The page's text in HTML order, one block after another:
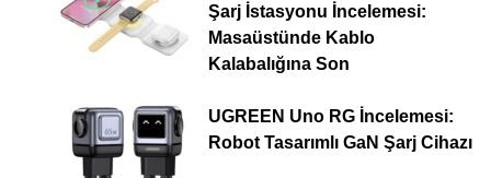
Şarj İstasyonu İncelemesi:
Masaüstünde Kablo
Kalabalığına Son
UGREEN Uno RG İncelemesi:
Robot Tasarımlı GaN Şarj Cihazı